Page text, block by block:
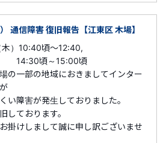
通信障害 復旧報告【江東区 木場】
木）10:40頃～12:40,
15:00頃
の一部の地域におきましてインター
が発生しておりました。
ります。
まして誠に申し訳ございませ